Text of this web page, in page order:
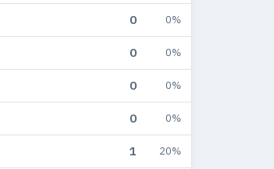
0 0%
0 0%
0 0%
0 0%
1 20%